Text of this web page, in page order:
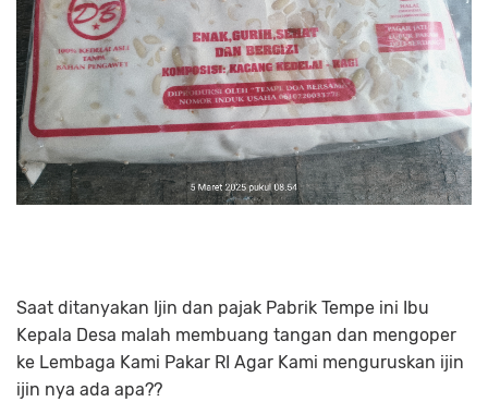
Saat ditanyakan Ijin dan pajak Pabrik Tempe ini Ibu
Kepala Desa malah membuang tangan dan mengoper
ke Lembaga Kami Pakar RI Agar Kami menguruskan ijin
ijin nya ada apa??